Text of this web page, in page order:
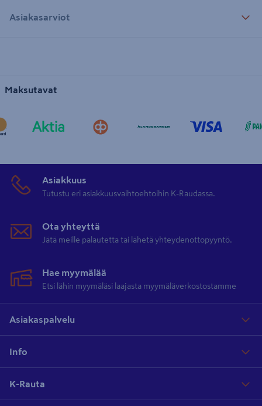
Asiakasarviot
Maksutavat
Asiakkuus
Tutustu eri asiakkuusvaihtoehtoihin K-Raudassa.
Ota yhteyttä
Jätä meille palautetta tai lähetä yhteydenottopyyntö.
Hae myymälää
Etsi lähin myymäläsi laajasta myymäläverkostostamme
Asiakaspalvelu
Info
K-Rauta